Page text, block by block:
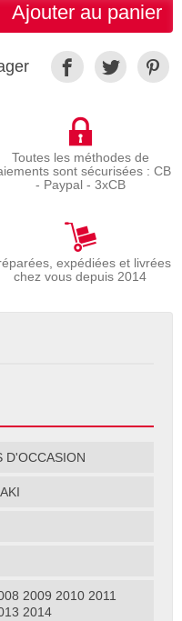
Ajouter au panier
Toutes les méthodes de
sont sécurisées : CB
- Paypal - 3xCB
expédiées et livrées
chez vous depuis 2014
D'OCCASION
2009 2010 2011
2014